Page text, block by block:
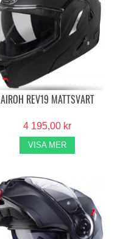
AIROH REV19 MATTSVART
4 195,00 kr
VISA MER